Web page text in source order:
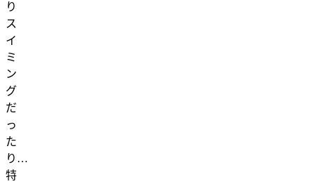
り
ス
イ
ミ
ン
グ
だ
っ
た
り…
特